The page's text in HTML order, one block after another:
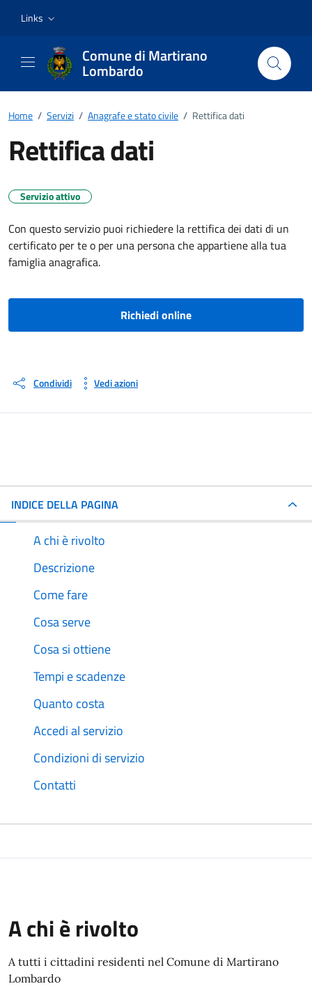
Links
Comune di Martirano
Lombardo
Home / Servizi / Anagrafe e stato civile / Rettifica dati
Rettifica dati
Servizio attivo
Con questo servizio puoi richiedere la rettifica dei dati di un
certificato per te o per una persona che appartiene alla tua
famiglia anagrafica.
Richiedi online
Condividi Vedi azioni
INDICE DELLA PAGINA
A chi è rivolto
Descrizione
Come fare
Cosa serve
Cosa si ottiene
Tempi e scadenze
Quanto costa
Accedi al servizio
Condizioni di servizio
Contatti
A chi è rivolto
A tutti i cittadini residenti nel Comune di Martirano
Lombardo